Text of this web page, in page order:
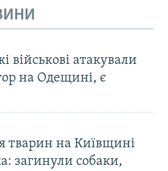
військові атакували
на Одещині, є
тварин на Київщині
загинули собаки,